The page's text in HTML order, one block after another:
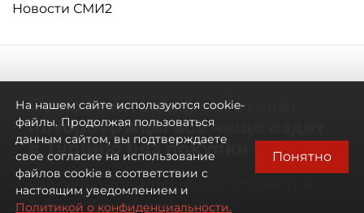
Новости СМИ2
Самостоятельными стали:
петербуржцы всё чаще ездят
в Турцию без покупки туров
Петербуржцы стали чаще отдыхать в
Турции без покупки туров
На нашем сайте используются cookie-
файлы. Продолжая пользоваться
данным сайтом, вы подтверждаете
свое согласие на использование
файлов cookie в соответствии с
настоящим уведомлением и
Политикой о конфиденциальности.
Понятно